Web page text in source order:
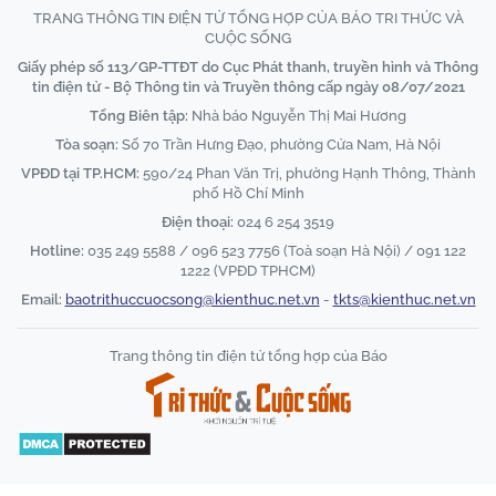
TRANG THÔNG TIN ĐIỆN TỬ TỔNG HỢP CỦA BÁO TRI THỨC VÀ
CUỘC SỐNG
Giấy phép số 113/GP-TTĐT do Cục Phát thanh, truyền hình và Thông
tin điện tử - Bộ Thông tin và Truyền thông cấp ngày 08/07/2021
Tổng Biên tập: Nhà báo Nguyễn Thị Mai Hương
Tòa soạn: Số 70 Trần Hưng Đạo, phường Cửa Nam, Hà Nội
VPĐD tại TP.HCM: 590/24 Phan Văn Trị, phường Hạnh Thông, Thành
phố Hồ Chí Minh
Điện thoại: 024 6 254 3519
Hotline: 035 249 5588 / 096 523 7756 (Toà soạn Hà Nội) / 091 122
1222 (VPĐD TPHCM)
Email: baotrithuccuocsong@kienthuc.net.vn - tkts@kienthuc.net.vn
Trang thông tin điện tử tổng hợp của Báo